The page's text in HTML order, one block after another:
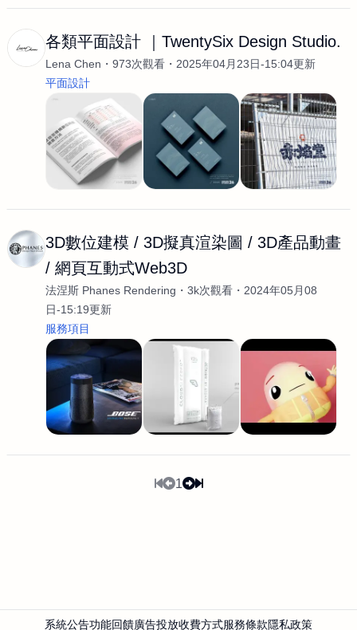
各類平面設計 ｜TwentySix Design Studio.
Lena Chen 973次觀看
2025年04月23日-15:04更新
平面設計
3D數位建模 / 3D擬真渲染圖 / 3D產品動畫
/ 網頁互動式Web3D
法涅斯 Phanes Rendering 3k次觀看
2024年05月08
日-15:19更新
服務項目
1
系統公告功能回饋廣告投放收費方式服務條款隱私政策